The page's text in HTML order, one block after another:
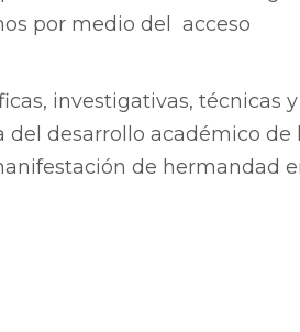
por medio del acceso
investigativas, técnicas y
desarrollo académico de
de hermandad